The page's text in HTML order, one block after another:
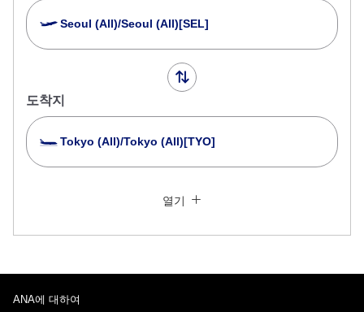
Seoul (All)/Seoul (All)[SEL]
도착지
Tokyo (All)/Tokyo (All)[TYO]
운임 타입 지정하지 않음
출국 출발일 및 시간대
열기
ANA에 대하여